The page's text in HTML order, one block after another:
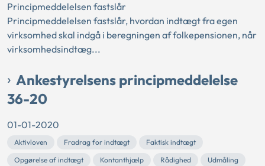
Principmeddelelsen fastslår
Principmeddelelsen fastslår, hvordan indtægt fra egen
virksomhed skal indgå i beregningen af folkepensionen, når
virksomhedsindtæg...
Ankestyrelsens principmeddelelse
36-20
01-01-2020
Aktivloven Fradrag for indtægt
Faktisk indtægt
Opgørelse af indtægt
Kontanthjælp Rådighed
Udmåling